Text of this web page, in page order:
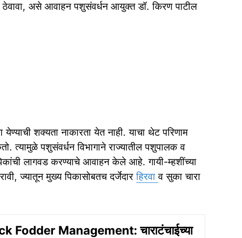
असे आवाहन पशुसंवर्धन आयुक्त डॉ. किरण पाटील
येण्याची शक्यता नाकारता येत नाही. याचा थेट परिणाम
त्यामुळे पशुसंवर्धन विभागाने राज्यातील पशुपालक व
लागवड करण्याचे आवाहन केले आहे. गायी-म्हशींच्या
ज्यातून मुख्य पिकासोबतच दर्जेदारहिरवाव सुका चारा
Fodder Management: चाराटंचाईच्या